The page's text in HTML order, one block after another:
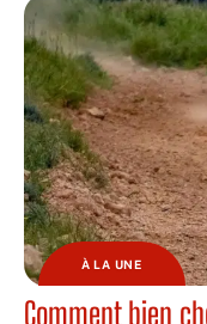
À LA UNE
Comment bien